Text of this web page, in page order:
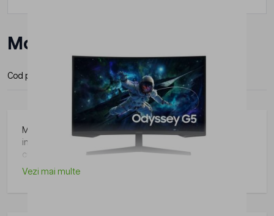
Monitor SAMSUNG 32"
Cod produs: LS32CG552EUXEN Producator:Samsung
Monitor Samsung 32" LS32CG552EUXEN, diagonala: 32
inch, panel VA, rezolutie: 2560x1440, refresh: 165Hz, 1ms,
curbare: 1000R, aspect: 16:9, montare VESA
Vezi mai multe